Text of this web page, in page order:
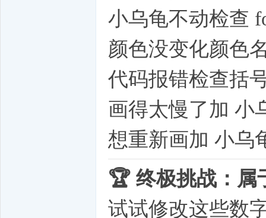
小乌龟不动检查
颜色没变化颜色
代码报错检查括
画得太慢了加 小
想重新画加 小乌
🏆 终极挑战：属
试试修改这些数